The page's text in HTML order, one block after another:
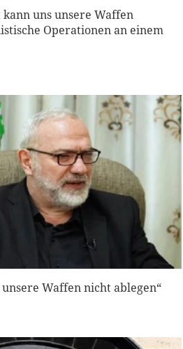
uns unsere Waffen
Operationen an einem
Waffen nicht ablegen“